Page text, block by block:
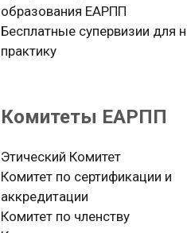
образования ЕАРПП
Бесплатные супервизии для
практику
Комитеты ЕАРПП
Этический Комитет
Комитет по сертификации и
аккредитации
Комитет по членству